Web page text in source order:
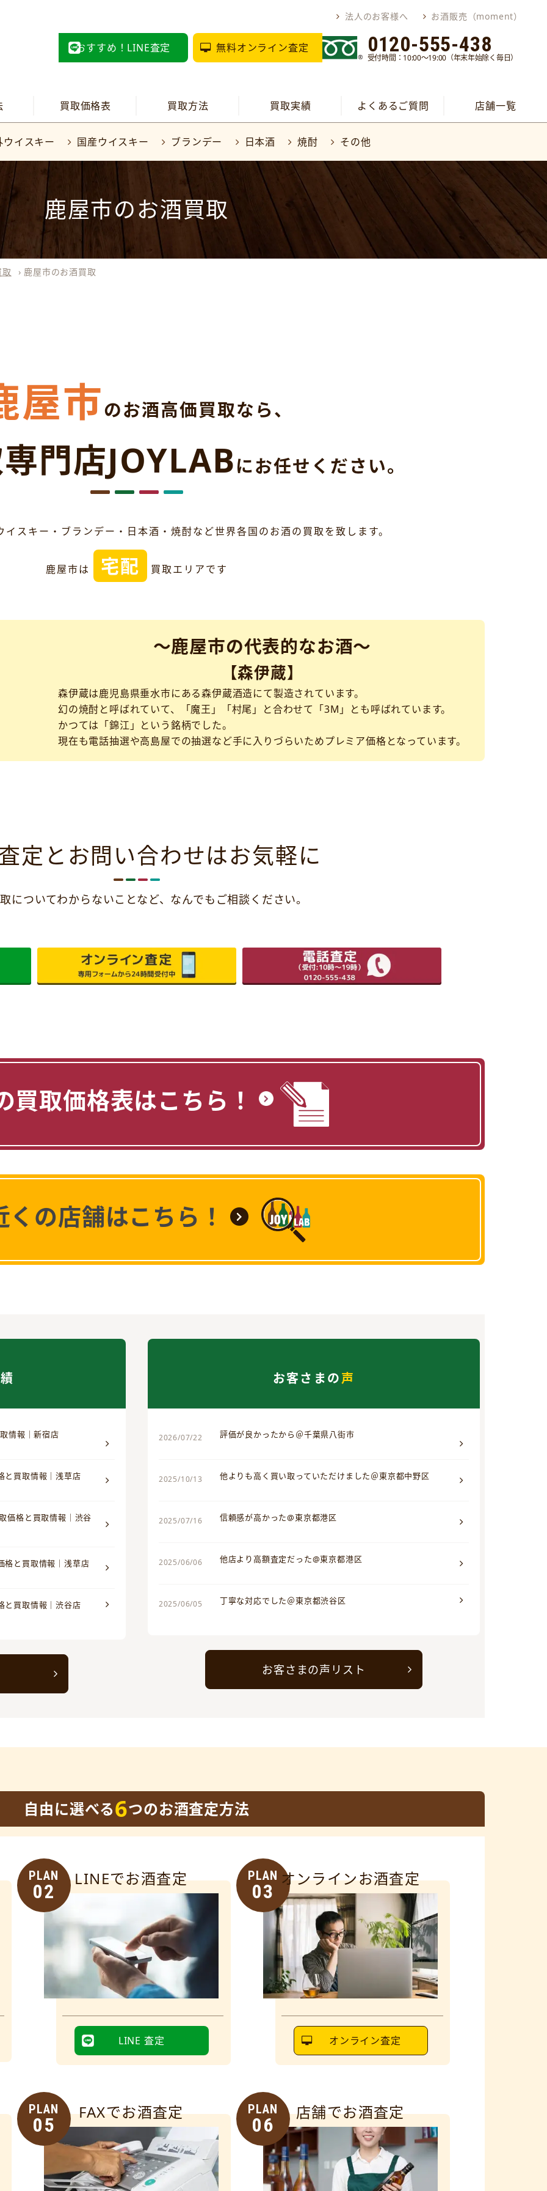
法人のお客様へ お酒販売（moment）
おすすめ！LINE査定 無料オンライン査定 0120-555-438
受付時間：10:00～19:00（年末年始除く毎日）
買取価格表 買取方法 買取実績 よくあるご質問 店舗一覧
ウイスキー 国産ウイスキー ブランデー 日本酒 焼酎 その他
鹿屋市のお酒買取
› 鹿屋市のお酒買取
屋市のお酒高価買取なら、
門店JOYLABにお任せください。
スキー・ブランデー・日本酒・焼酎など世界各国のお酒の買取を致します。
鹿屋市は 宅配 買取エリアです
～鹿屋市の代表的なお酒～
【森伊蔵】
森伊蔵は鹿児島県垂水市にある森伊蔵酒造にて製造されています。
幻の焼酎と呼ばれていて、「魔王」「村尾」と合わせて「3M」とも呼ばれています。
かつては「錦江」という銘柄でした。
現在も電話抽選や高島屋での抽選など手に入りづらいためプレミア価格となっています。
定とお問い合わせはお気軽に
についてわからないことなど、 なんでもご相談ください。
買取価格表はこちら！
くの店舗はこちら！
情報｜新宿店
と買取情報｜浅草店
価格と買取情報｜渋谷
格と買取情報｜浅草店
と買取情報｜渋谷店
お客さまの声
2026/07/22 評価が良かったから＠千葉県八街市
2025/10/13 他よりも高く買い取っていただけました＠東京都中野区
2025/07/16 信頼感が高かった@東京都港区
2025/06/06 他店より高額査定だった@東京都港区
2025/06/05 丁寧な対応でした＠東京都渋谷区
お客さまの声リスト
自由に選べる6つのお酒査定方法
PLAN
02
LINEでお酒査定
LINE 査定
PLAN
03
オンラインお酒査定
オンライン査定
PLAN
05
FAXでお酒査定 PLAN
06
店舗でお酒査定